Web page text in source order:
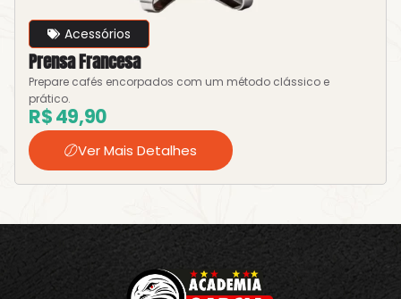
Acessórios
Prensa Francesa
Prepare cafés encorpados com um método clássico e
prático.
R$49,90
Ver Mais Detalhes